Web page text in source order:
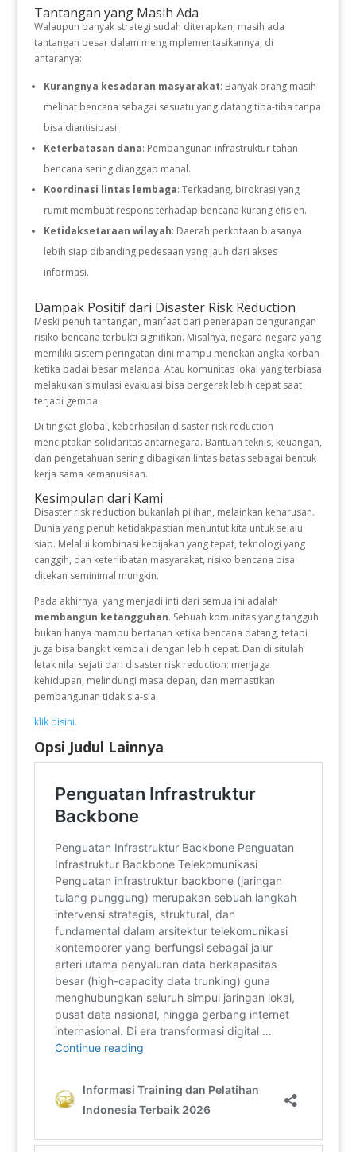
Tantangan yang Masih Ada
Walaupun banyak strategi sudah diterapkan, masih ada
tantangan besar dalam mengimplementasikannya, di
antaranya:
Kurangnya kesadaran masyarakat: Banyak orang masih
melihat bencana sebagai sesuatu yang datang tiba-tiba tanpa
bisa diantisipasi.
Keterbatasan dana: Pembangunan infrastruktur tahan
bencana sering dianggap mahal.
Koordinasi lintas lembaga: Terkadang, birokrasi yang
rumit membuat respons terhadap bencana kurang efisien.
Ketidaksetaraan wilayah: Daerah perkotaan biasanya
lebih siap dibanding pedesaan yang jauh dari akses
informasi.
Dampak Positif dari Disaster Risk Reduction
Meski penuh tantangan, manfaat dari penerapan pengurangan
risiko bencana terbukti signifikan. Misalnya, negara-negara yang
memiliki sistem peringatan dini mampu menekan angka korban
ketika badai besar melanda. Atau komunitas lokal yang terbiasa
melakukan simulasi evakuasi bisa bergerak lebih cepat saat
terjadi gempa.
Di tingkat global, keberhasilan disaster risk reduction
menciptakan solidaritas antarnegara. Bantuan teknis, keuangan,
dan pengetahuan sering dibagikan lintas batas sebagai bentuk
kerja sama kemanusiaan.
Kesimpulan dari Kami
Disaster risk reduction bukanlah pilihan, melainkan keharusan.
Dunia yang penuh ketidakpastian menuntut kita untuk selalu
siap. Melalui kombinasi kebijakan yang tepat, teknologi yang
canggih, dan keterlibatan masyarakat, risiko bencana bisa
ditekan seminimal mungkin.
Pada akhirnya, yang menjadi inti dari semua ini adalah
membangun ketangguhan. Sebuah komunitas yang tangguh
bukan hanya mampu bertahan ketika bencana datang, tetapi
juga bisa bangkit kembali dengan lebih cepat. Dan di situlah
letak nilai sejati dari disaster risk reduction: menjaga
kehidupan, melindungi masa depan, dan memastikan
pembangunan tidak sia-sia.
klik disini.
Opsi Judul Lainnya